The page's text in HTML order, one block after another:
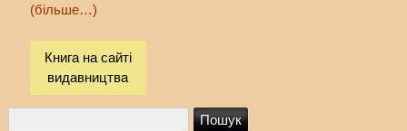
(більше…)
Книга на сайті
видавництва